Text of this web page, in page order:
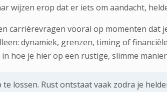
wijzen erop dat er iets om aandacht,
carrièrevragen vooral op momenten dat
dynamiek, grenzen, timing of
hoe je hier op een rustige, slimme
te lossen. Rust ontstaat vaak zodra je